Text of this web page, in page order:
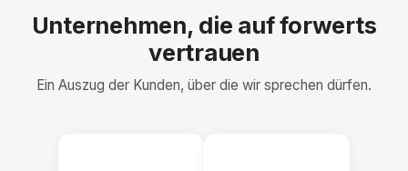
Unternehmen, die auf forwerts
vertrauen
Ein Auszug der Kunden, über die wir sprechen dürfen.